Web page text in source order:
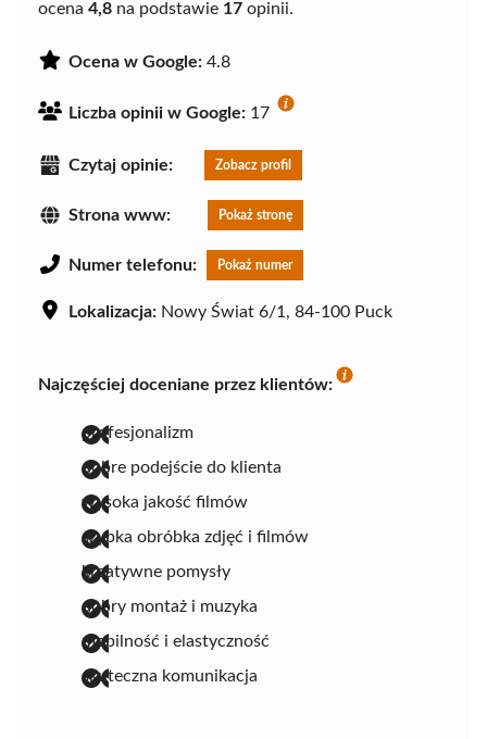
ocena 4,8 na podstawie 17 opinii.
Ocena w Google: 4.8
Liczba opinii w Google: 17
Czytaj opinie: Zobacz profil
Strona www: Pokaż stronę
Numer telefonu: Pokaż numer
Lokalizacja: Nowy Świat 6/1, 84-100 Puck
Najczęściej doceniane przez klientów:
profesjonalizm
dobre podejście do klienta
wysoka jakość filmów
szybka obróbka zdjęć i filmów
kreatywne pomysły
dobry montaż i muzyka
mobilność i elastyczność
skuteczna komunikacja